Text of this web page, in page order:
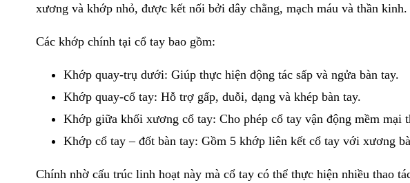
xương và khớp nhỏ, được kết nối bởi dây chằng, mạch máu và thần kinh.
Các khớp chính tại cổ tay bao gồm:
Khớp quay-trụ dưới: Giúp thực hiện động tác sấp và ngửa bàn tay.
Khớp quay-cổ tay: Hỗ trợ gấp, duỗi, dạng và khép bàn tay.
Khớp giữa khối xương cổ tay: Cho phép cổ tay vận động mềm mại
Khớp cổ tay – đốt bàn tay: Gồm 5 khớp liên kết cổ tay với xương
Chính nhờ cấu trúc linh hoạt này mà cổ tay có thể thực hiện nhiều thao